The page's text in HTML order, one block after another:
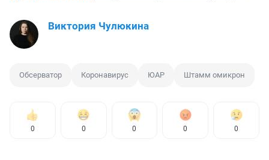
Виктория Чулюкина
Обсерватор Коронавирус ЮАР Штамм омикрон
0 0 0 0 0